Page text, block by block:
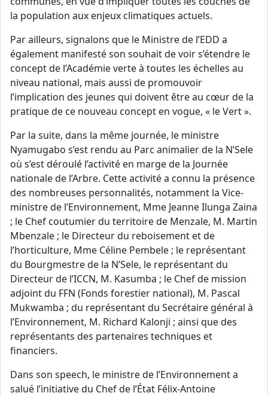
la population aux enjeux climatiques actuels.
Par ailleurs, signalons que le Ministre de l’EDD a
également manifesté son souhait de voir s’étendre le
concept de l’Académie verte à toutes les échelles au
niveau national, mais aussi de promouvoir
l’implication des jeunes qui doivent être au cœur de la
pratique de ce nouveau concept en vogue, « le Vert ».
Par la suite, dans la même journée, le ministre
Nyamugabo s’est rendu au Parc animalier de la N’Sele
où s’est déroulé l’activité en marge de la Journée
nationale de l’Arbre. Cette activité a connu la présence
des nombreuses personnalités, notamment la Vice-
ministre de l’Environnement, Mme Jeanne Ilunga Zaina
; le Chef coutumier du territoire de Menzale, M. Martin
Mbenzale ; le Directeur du reboisement et de
l’horticulture, Mme Céline Pembele ; le représentant
du Bourgmestre de la N’Sele, le représentant du
Directeur de l’ICCN, M. Kasumba ; le Chef de mission
adjoint du FFN (Fonds forestier national), M. Pascal
Mukwamba ; du représentant du Secrétaire général à
l’Environnement, M. Richard Kalonji ; ainsi que des
représentants des partenaires techniques et
financiers.
Dans son speech, le ministre de l’Environnement a
salué l’initiative du Chef de l’État Félix-Antoine